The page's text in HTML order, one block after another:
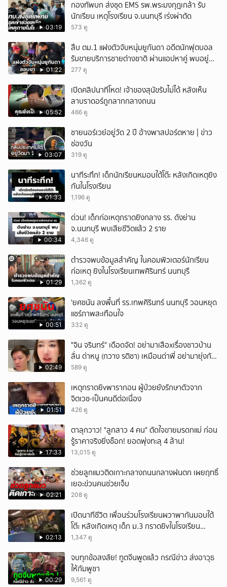
03:19
กองทัพบก ส่งชุด EMS รพ.พระมงกุฎเกล้า รับ
นักเรียน เหตุโรงเรียน จ.นนทบุรี เร่งผ่าตัด
573 ดู
01:22
สืบ ตม.1 แฝงตัวจับหนุ่มยูกันดา อดีตนักฟุตบอล
รับขายบริการชายต่างชาติ ผ่านแอปหาคู่ พบอยู่
เกินกำหนดอนุญาต
277 ดู
05:52
เปิดคลิปนาทีโหด! เจ้าของสุนัขรับไม่ได้ หลังเห็น
ลาบราดอร์ถูกลากกลางถนน
466 ดู
03:07
ชายนอร์เวย์อยู่วัด 2 ปี อ้างพาสปอร์ตหาย | ข่าว
ช่องวัน
319 ดู
01:33
นาทีระทึก! เด็กนักเรียนหมอบใต้โต๊ะ หลังเกิดเหตุยิง
กันในโรงเรียน
1,196 ดู
00:34
ด่วน! เด็กก่อเหตุกราดยิงกลาง รร. ดังย่าน
จ.นนทบุรี พบเสียชีวิตแล้ว 2 ราย
4,346 ดู
01:29
ตำรวจพบข้อมูลสำคัญ ในคอมพิวเตอร์นักเรียน
ก่อเหตุ ยิงในโรงเรียนเทพศิรินทร์ นนทบุรี
1,362 ดู
00:51
'ยศชนัน ลงพื้นที่ รร.เทพศิรินทร์ นนทบุรี วอนหยุด
แชร์ภาพสะเทือนใจ
332 ดู
02:49
ั่"จิน จรินทร์" เดือดจัด! อย่ามาเสือxเรื่องชาวบ้าน
ลั่น ด่าหนู (กวาง รติชา) เหมือนด่าพี่ อย่ามายุ่งกับ
คนของผม จบ!!!
589 ดู
01:51
เหตุกราดยิvพารากอน ผู้ป่วยยังรักษาตัวจาก
จิตเวช-เป็นคนดีต่อเนื่อง
426 ดู
17:33
ตาลุกวาว! "ลูกสาว 4 คน" ตัดใจขายมรดกแม่ ก่อน
รู้ราคาจริงยิ่งช็อก! ยอดพุ่งทะลุ 4 ล้าน!
13,015 ดู
02:21
ช่วยลูกแมวติดเกาะกลางถนนกลางฝนตก เผยฤทธิ์
เยอะข่วนคนช่วยเจ็บ
208 ดู
02:13
เปิดนาทีชีวิต เพื่อนร่วมโรงเรียนผวาพากันมอบใต้
โต๊ะ หลังเกิดเหตุ เด็ก ม.3 กราดยิvในโรงเรียน
เทพศิรินทร์นนท์ แบบไม่เลือกหน้า เสียงปืนดังสนั่น
1,347 ดู
00:29
จบทุกข้อสงสัย! ทูตจีนพูดแล้ว กรณีข่าว ส่งอาวุธ
ให้กัมพูชา
9,561 ดู